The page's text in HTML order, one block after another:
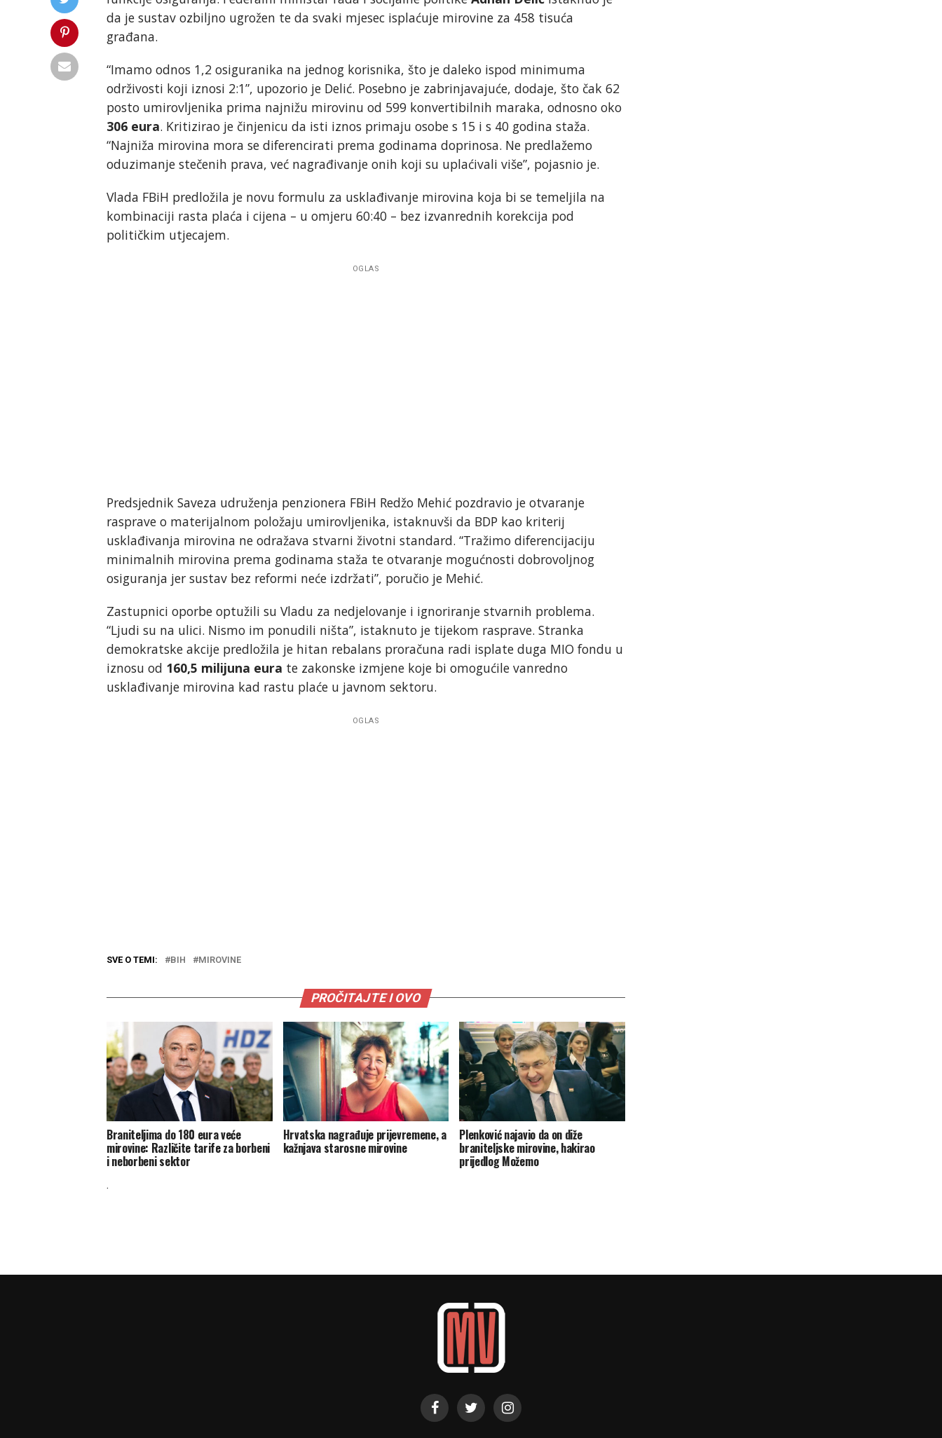
da je sustav ozbiljno ugrožen te da svaki mjesec isplaćuje mirovine za 458 tisuća
građana.
“Imamo odnos 1,2 osiguranika na jednog korisnika, što je daleko ispod minimuma
održivosti koji iznosi 2:1”, upozorio je Delić. Posebno je zabrinjavajuće, dodaje, što čak 62
posto umirovljenika prima najnižu mirovinu od 599 konvertibilnih maraka, odnosno oko
306 eura. Kritizirao je činjenicu da isti iznos primaju osobe s 15 i s 40 godina staža.
“Najniža mirovina mora se diferencirati prema godinama doprinosa. Ne predlažemo
oduzimanje stečenih prava, već nagrađivanje onih koji su uplaćivali više”, pojasnio je.
Vlada FBiH predložila je novu formulu za usklađivanje mirovina koja bi se temeljila na
kombinaciji rasta plaća i cijena – u omjeru 60:40 – bez izvanrednih korekcija pod
političkim utjecajem.
OGLAS
Predsjednik Saveza udruženja penzionera FBiH Redžo Mehić pozdravio je otvaranje
rasprave o materijalnom položaju umirovljenika, istaknuvši da BDP kao kriterij
usklađivanja mirovina ne odražava stvarni životni standard. “Tražimo diferencijaciju
minimalnih mirovina prema godinama staža te otvaranje mogućnosti dobrovoljnog
osiguranja jer sustav bez reformi neće izdržati”, poručio je Mehić.
Zastupnici oporbe optužili su Vladu za nedjelovanje i ignoriranje stvarnih problema.
“Ljudi su na ulici. Nismo im ponudili ništa”, istaknuto je tijekom rasprave. Stranka
demokratske akcije predložila je hitan rebalans proračuna radi isplate duga MIO fondu u
iznosu od 160,5 milijuna eura te zakonske izmjene koje bi omogućile vanredno
usklađivanje mirovina kad rastu plaće u javnom sektoru.
OGLAS
SVE O TEMI: BIH MIROVINE
PROČITAJTE I OVO
Braniteljima do 180 eura veće
mirovine: Različite tarife za borbeni
i neborbeni sektor
Hrvatska nagrađuje prijevremene, a
kažnjava starosne mirovine
Plenković najavio da on diže
braniteljske mirovine, hakirao
prijedlog Možemo
.